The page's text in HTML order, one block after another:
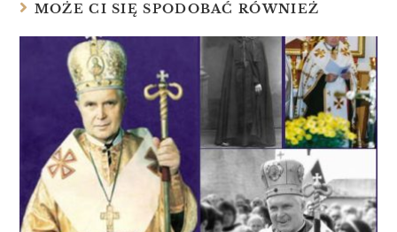
MOŻE CI SIĘ SPODOBAĆ RÓWNIEŻ